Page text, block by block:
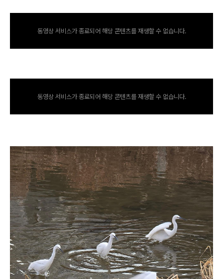
동영상 서비스가 종료되어 해당 콘텐츠를 재생할 수 없습니다.
동영상 서비스가 종료되어 해당 콘텐츠를 재생할 수 없습니다.